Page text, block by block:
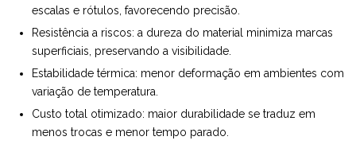
escalas e rótulos, favorecendo precisão.
Resistência a riscos: a dureza do material minimiza marcas
superficiais, preservando a visibilidade.
Estabilidade térmica: menor deformação em ambientes com
variação de temperatura.
Custo total otimizado: maior durabilidade se traduz em
menos trocas e menor tempo parado.